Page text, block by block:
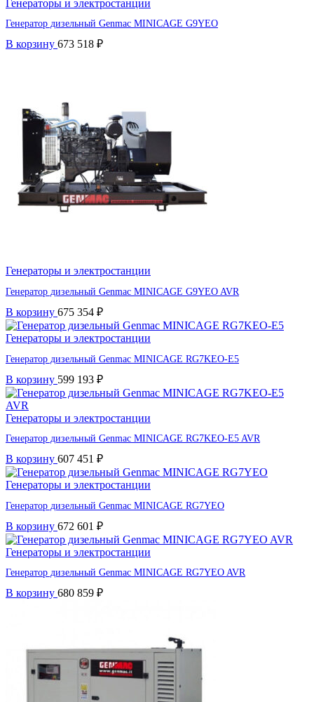
Генераторы и электростанции
Генератор дизельный Genmac MINICAGE G9YEO
В корзину 673 518 ₽
Генераторы и электростанции
Генератор дизельный Genmac MINICAGE G9YEO AVR
В корзину 675 354 ₽
Генераторы и электростанции
Генератор дизельный Genmac MINICAGE RG7KEO-E5
В корзину 599 193 ₽
Генераторы и электростанции
Генератор дизельный Genmac MINICAGE RG7KEO-E5 AVR
В корзину 607 451 ₽
Генераторы и электростанции
Генератор дизельный Genmac MINICAGE RG7YEO
В корзину 672 601 ₽
Генераторы и электростанции
Генератор дизельный Genmac MINICAGE RG7YEO AVR
В корзину 680 859 ₽